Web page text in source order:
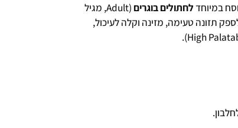
לחתולים בוגרים
(Adult, מגיל
תזונה טעימה, מזינה וקלה לעיכול,